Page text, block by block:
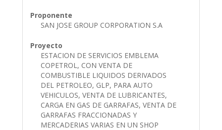
Proponente
SAN JOSE GROUP CORPORATION S.A
Proyecto
ESTACION DE SERVICIOS EMBLEMA
COPETROL, CON VENTA DE
COMBUSTIBLE LIQUIDOS DERIVADOS
DEL PETROLEO, GLP, PARA AUTO
VEHICULOS, VENTA DE LUBRICANTES,
CARGA EN GAS DE GARRAFAS, VENTA DE
GARRAFAS FRACCIONADAS Y
MERCADERIAS VARIAS EN UN SHOP